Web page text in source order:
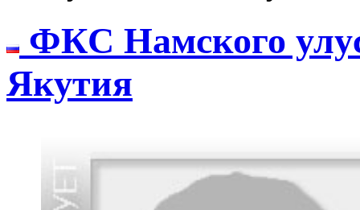
ФКC Нaмcкого
Якутия